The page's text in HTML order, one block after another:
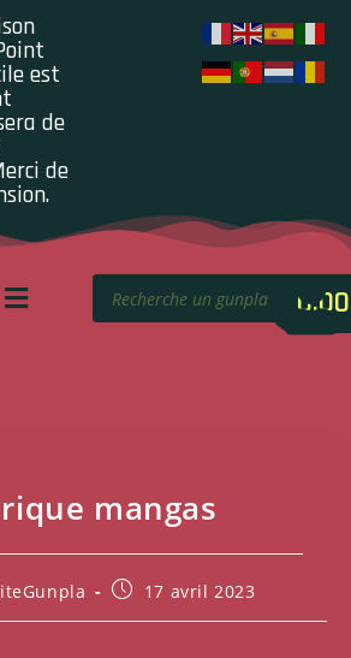
est
de
de
0.00
mangas
17 avril 2023